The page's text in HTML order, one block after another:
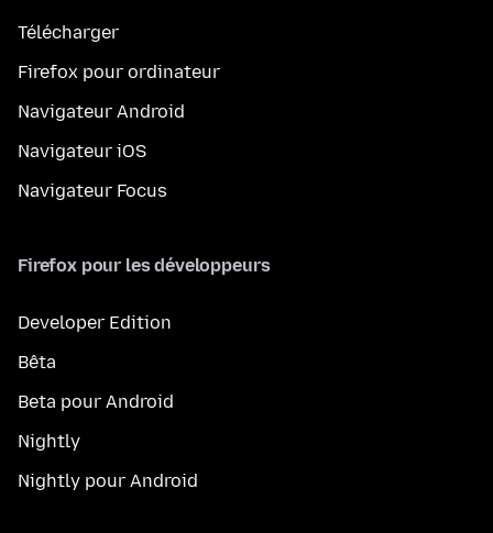
Télécharger
Firefox pour ordinateur
Navigateur Android
Navigateur iOS
Navigateur Focus
Firefox pour les développeurs
Developer Edition
Bêta
Beta pour Android
Nightly
Nightly pour Android